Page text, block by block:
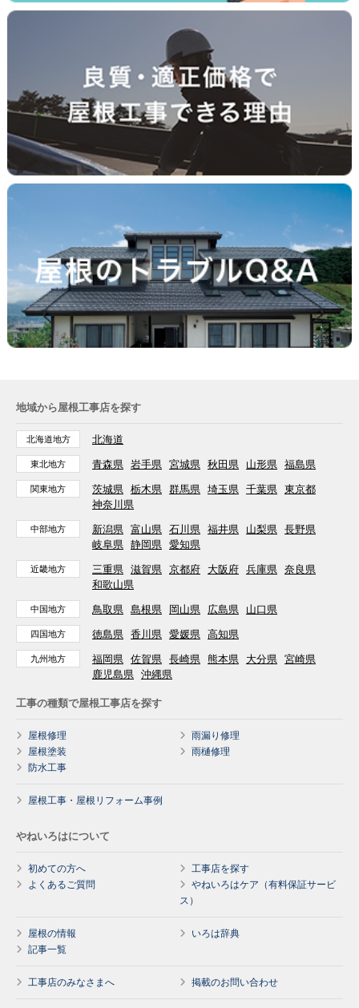
地域から屋根工事店を探す
北海道地方 北海道
東北地方 青森県 岩手県 宮城県 秋田県 山形県 福島県
関東地方 茨城県 栃木県 群馬県 埼玉県 千葉県 東京都
神奈川県
中部地方 新潟県 富山県 石川県 福井県 山梨県 長野県
岐阜県 静岡県 愛知県
近畿地方 三重県 滋賀県 京都府 大阪府 兵庫県 奈良県
和歌山県
中国地方 鳥取県 島根県 岡山県 広島県 山口県
四国地方 徳島県 香川県 愛媛県 高知県
九州地方 福岡県 佐賀県 長崎県 熊本県 大分県 宮崎県
鹿児島県 沖縄県
工事の種類で屋根工事店を探す
屋根修理
雨漏り修理
屋根塗装
雨樋修理
防水工事
屋根工事・屋根リフォーム事例
やねいろはについて
初めての方へ
工事店を探す
よくあるご質問
やねいろはケア（有料保証サービ
ス）
屋根の情報
いろは辞典
記事一覧
工事店のみなさまへ 掲載のお問い合わせ